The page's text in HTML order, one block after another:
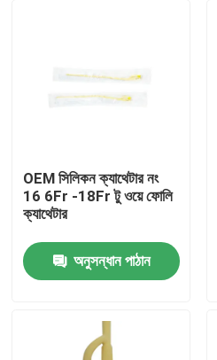
বাড়ি
OEM সিলিকন ক্যাথেটার নং
16 6Fr -18Fr টু ওয়ে ফোলি
ক্যাথেটার
অনুসন্ধান পাঠান